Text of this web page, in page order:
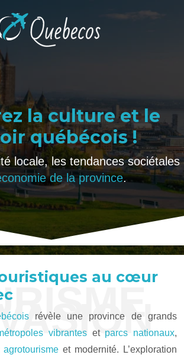
la culture et le
québécois !
locale, les tendances sociétales
de la province.
au cœur
révèle une province de grands
vibrantes et parcs nationaux,
agrotourisme et modernité. L’exploration